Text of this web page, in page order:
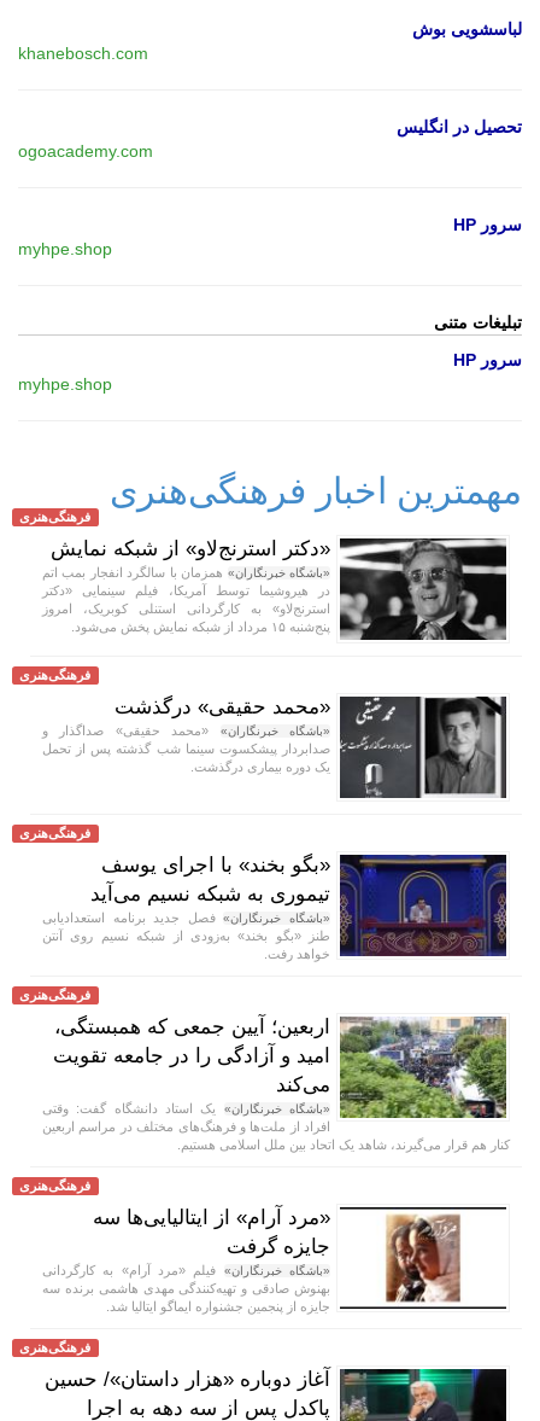
لباسشویی بوش
khanebosch.com
تحصیل در انگلیس
ogoacademy.com
سرور HP
myhpe.shop
تبلیغات متنی
سرور HP
myhpe.shop
مهمترین اخبار فرهنگی‌هنری
فرهنگی‌هنری
«دکتر استرنج‌لاو» از شبکه نمایش
«باشگاه خبرنگاران» همزمان با سالگرد انفجار بمب اتم
در هیروشیما توسط آمریکا، فیلم سینمایی «دکتر
استرنج‌لاو» به کارگردانی استنلی کوبریک، امروز
پنج‌شنبه ۱۵ مرداد از شبکه نمایش پخش می‌شود.
فرهنگی‌هنری
«محمد حقیقی» درگذشت
«باشگاه خبرنگاران» «محمد حقیقی» صداگذار و
صدابردار پیشکسوت سینما شب گذشته پس از تحمل
یک دوره بیماری درگذشت.
فرهنگی‌هنری
«بگو بخند» با اجرای یوسف
تیموری به شبکه نسیم می‌آید
«باشگاه خبرنگاران»فصل جدید برنامه استعدادیابی
طنز «بگو بخند» به‌زودی از شبکه نسیم روی آنتن
خواهد رفت.
فرهنگی‌هنری
اربعین؛ آیین جمعی که همبستگی،
امید و آزادگی را در جامعه تقویت
می‌کند
«باشگاه خبرنگاران» یک استاد دانشگاه گفت: وقتی
افراد از ملت‌ها و فرهنگ‌های مختلف در مراسم اربعین
کنار هم قرار می‌گیرند، شاهد یک اتحاد بین ملل اسلامی هستیم.
فرهنگی‌هنری
«مرد آرام» از ایتالیایی‌ها سه
جایزه گرفت
«باشگاه خبرنگاران» فیلم «مرد آرام» به کارگردانی
بهنوش صادقی و تهیه‌کنندگی مهدی هاشمی برنده سه
جایزه از پنجمین جشنواره ایماگو ایتالیا شد.
فرهنگی‌هنری
آغاز دوباره «هزار داستان»/ حسین
پاکدل پس از سه دهه به اجرا